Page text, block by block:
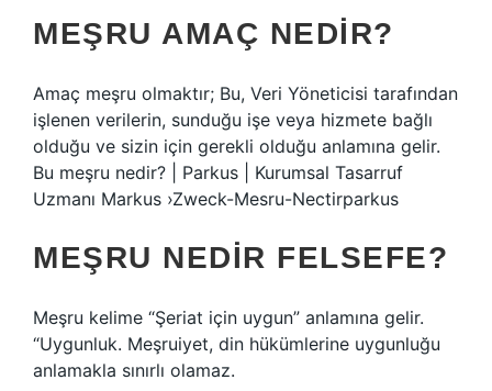
MEŞRU AMAÇ NEDIR?
Amaç meşru olmaktır; Bu, Veri Yöneticisi tarafından
işlenen verilerin, sunduğu işe veya hizmete bağlı
olduğu ve sizin için gerekli olduğu anlamına gelir.
Bu meşru nedir? | Parkus | Kurumsal Tasarruf
Uzmanı Markus ›Zweck-Mesru-Nectirparkus
MEŞRU NEDIR FELSEFE?
Meşru kelime “Şeriat için uygun” anlamına gelir.
“Uygunluk. Meşruiyet, din hükümlerine uygunluğu
anlamakla sınırlı olamaz.